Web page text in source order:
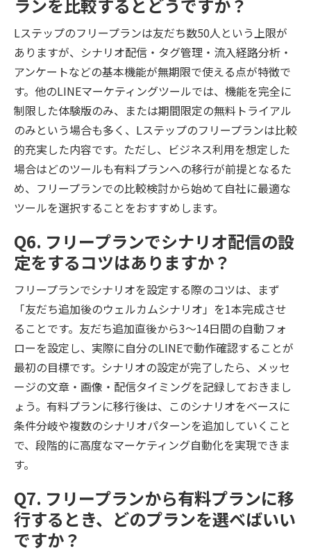
ランを比較するとどうですか？
Lステップのフリープランは友だち数50人という上限が
ありますが、シナリオ配信・タグ管理・流入経路分析・
アンケートなどの基本機能が無期限で使える点が特徴で
す。他のLINEマーケティングツールでは、機能を完全に
制限した体験版のみ、または期間限定の無料トライアル
のみという場合も多く、Lステップのフリープランは比較
的充実した内容です。ただし、ビジネス利用を想定した
場合はどのツールも有料プランへの移行が前提となるた
め、フリープランでの比較検討から始めて自社に最適な
ツールを選択することをおすすめします。
Q6. フリープランでシナリオ配信の設
定をするコツはありますか？
フリープランでシナリオを設定する際のコツは、まず
「友だち追加後のウェルカムシナリオ」を1本完成させ
ることです。友だち追加直後から3〜14日間の自動フォ
ローを設定し、実際に自分のLINEで動作確認することが
最初の目標です。シナリオの設定が完了したら、メッセ
ージの文章・画像・配信タイミングを記録しておきまし
ょう。有料プランに移行後は、このシナリオをベースに
条件分岐や複数のシナリオパターンを追加していくこと
で、段階的に高度なマーケティング自動化を実現できま
す。
Q7. フリープランから有料プランに移
行するとき、どのプランを選べばいい
ですか？